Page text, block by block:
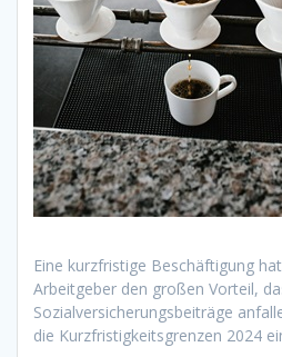
Eine kurzfristige Beschäftigung
Arbeitgeber den großen Vorteil,
Sozialversicherungsbeiträge
die Kurzfristigkeitsgrenzen 2024